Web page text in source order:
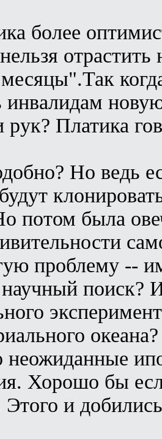
более
инвалидам
Платика
Но ведь
потом была
проблему --
научный поиск?
неожиданные
Хорошо бы
Этого и